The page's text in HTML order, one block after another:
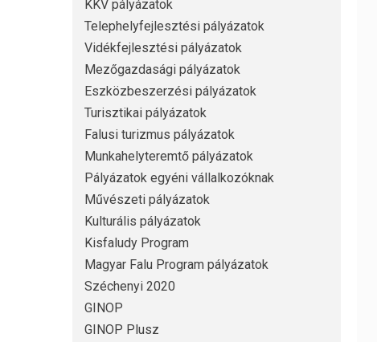
KKV pályázatok
Telephelyfejlesztési pályázatok
Vidékfejlesztési pályázatok
Mezőgazdasági pályázatok
Eszközbeszerzési pályázatok
Turisztikai pályázatok
Falusi turizmus pályázatok
Munkahelyteremtő pályázatok
Pályázatok egyéni vállalkozóknak
Művészeti pályázatok
Kulturális pályázatok
Kisfaludy Program
Magyar Falu Program pályázatok
Széchenyi 2020
GINOP
GINOP Plusz